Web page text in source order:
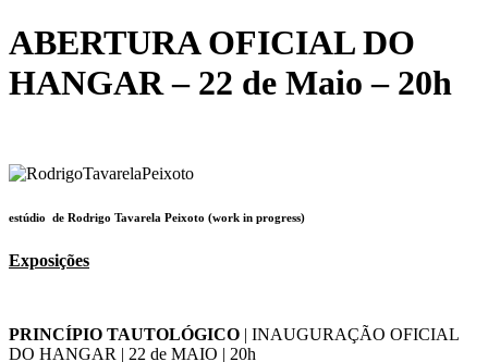
ABERTURA OFICIAL DO
HANGAR – 22 de Maio – 20h
estúdio de Rodrigo Tavarela Peixoto (work in progress)
Exposições
PRINCÍPIO TAUTOLÓGICO | INAUGURAÇÃO OFICIAL
DO HANGAR | 22 de MAIO | 20h